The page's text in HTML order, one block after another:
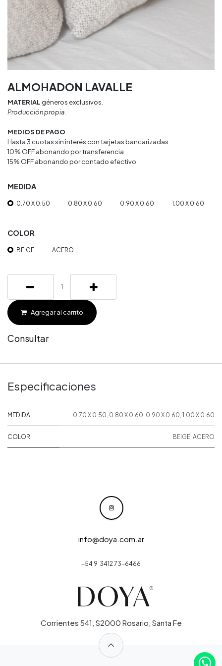
ALMOHADON LAVALLE
MATERIAL géneros exclusivos.
Producción propia.
MEDIOS DE PAGO
Hasta 3 cuotas sin interés con tarjetas bancarizadas
10% OFF abonando por transferencia
15% OFF abonando por contado efectivo
MEDIDA
0.70 X 0.50 0.80 X 0.60 0.90 X 0.60 1.00 X 0.60
COLOR
BEIGE ACERO
Agregar al carrito
Consultar
Especificaciones
MEDIDA 0.70 X 0.50 0.80 X 0.60 0.90 X 0.60 1.00 X 0.60
COLOR BEIGE ACERO
info@doya.com.ar
Corrientes 541, S2000 Rosario, Santa Fe
+54 9 3412 73-6466